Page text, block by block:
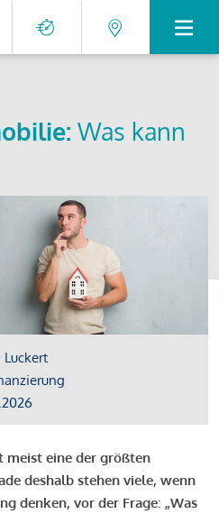
Was kann
meist eine der größten
deshalb stehen viele, wenn
denken, vor der Frage: „Was